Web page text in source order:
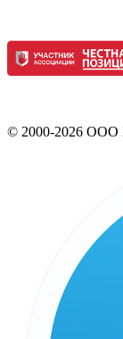
© 2000-2026